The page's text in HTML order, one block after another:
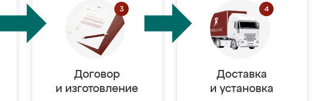
Договор
и изготовление
Доставка
и установка